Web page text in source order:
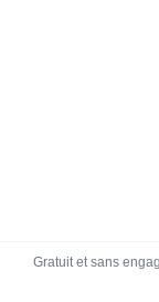
Gratuit et sans